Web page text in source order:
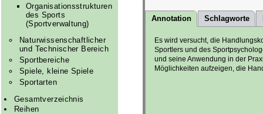
Organisationsstrukturen
des Sports
(Sportverwaltung)
Naturwissenschaftlicher
und Technischer Bereich
Sportbereiche
Spiele, kleine Spiele
Sportarten
Gesamtverzeichnis
Reihen
Annotation Schlagworte
Es wird versucht, die
Sportlers und des
und seine Anwendung in der
Möglichkeiten aufzeigen, die